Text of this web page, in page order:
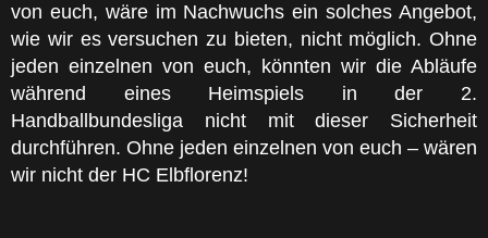
von euch, wäre im Nachwuchs ein solches Angebot,
wie wir es versuchen zu bieten, nicht möglich. Ohne
jeden einzelnen von euch, könnten wir die Abläufe
während eines Heimspiels in der 2.
Handballbundesliga nicht mit dieser Sicherheit
durchführen. Ohne jeden einzelnen von euch – wären
wir nicht der HC Elbflorenz!